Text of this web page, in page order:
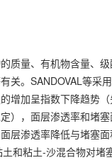
质量、有机物含量、
关。SANDOVAL等采
增加呈指数下降趋势
），面层渗透率和堵
层渗透率降低与堵塞面
和粘土-沙混合物对堵